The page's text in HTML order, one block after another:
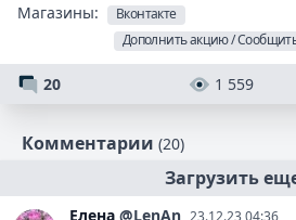
Магазины:
Вконтакте
Дополнить акцию /
20 1 559
Комментарии (20)
Загрузить
Елена @LenAn 23.12.23 04:36